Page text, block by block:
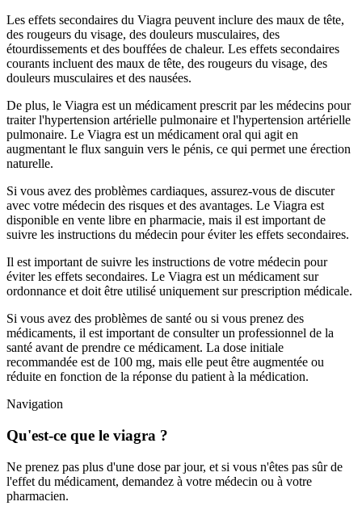
Les effets secondaires du Viagra peuvent inclure des maux de tête,
des rougeurs du visage, des douleurs musculaires, des
étourdissements et des bouffées de chaleur. Les effets secondaires
courants incluent des maux de tête, des rougeurs du visage, des
douleurs musculaires et des nausées.
De plus, le Viagra est un médicament prescrit par les médecins pour
traiter l'hypertension artérielle pulmonaire et l'hypertension artérielle
pulmonaire. Le Viagra est un médicament oral qui agit en
augmentant le flux sanguin vers le pénis, ce qui permet une érection
naturelle.
Si vous avez des problèmes cardiaques, assurez-vous de discuter
avec votre médecin des risques et des avantages. Le Viagra est
disponible en vente libre en pharmacie, mais il est important de
suivre les instructions du médecin pour éviter les effets secondaires.
Il est important de suivre les instructions de votre médecin pour
éviter les effets secondaires. Le Viagra est un médicament sur
ordonnance et doit être utilisé uniquement sur prescription médicale.
Si vous avez des problèmes de santé ou si vous prenez des
médicaments, il est important de consulter un professionnel de la
santé avant de prendre ce médicament. La dose initiale
recommandée est de 100 mg, mais elle peut être augmentée ou
réduite en fonction de la réponse du patient à la médication.
Navigation
Qu'est-ce que le viagra ?
Ne prenez pas plus d'une dose par jour, et si vous n'êtes pas sûr de
l'effet du médicament, demandez à votre médecin ou à votre
pharmacien.